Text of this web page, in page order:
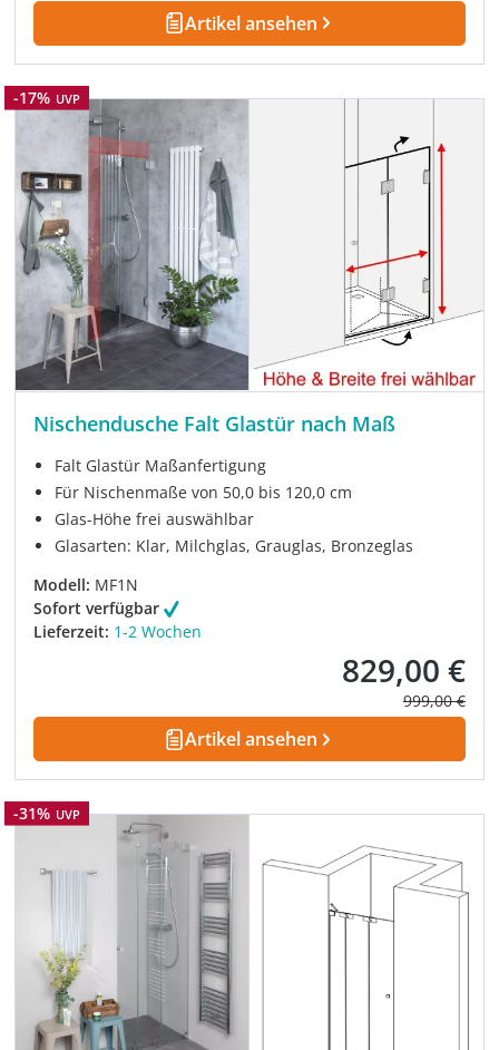
Artikel ansehen
Rabatt
-17% UVP
Nischendusche Falt Glastür nach Maß
Falt Glastür Maßanfertigung
Für Nischenmaße von 50,0 bis 120,0 cm
Glas-Höhe frei auswählbar
Glasarten: Klar, Milchglas, Grauglas, Bronzeglas
Modell: MF1N
Sofort verfügbar
Lieferzeit: 1-2 Wochen
Verkaufspreis:
829,00 €
Regulärer
999,00 €
Artikel ansehen
Rabatt
-31% UVP